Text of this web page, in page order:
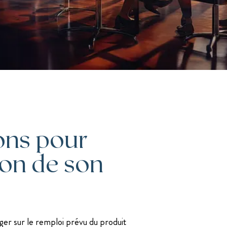
Les mentions légales
pour
de son
sur le remploi prévu du produit